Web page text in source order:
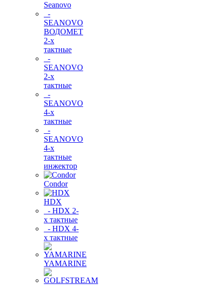
Seanovo
-
SEANOVO
ВОДОМЕТ
2-х
тактные
-
SEANOVO
2-х
тактные
-
SEANOVO
4-х
тактные
-
SEANOVO
4-х
тактные
инжектор
Condor
HDX
- HDX 2-
х тактные
- HDX 4-
х тактные
YAMARINE